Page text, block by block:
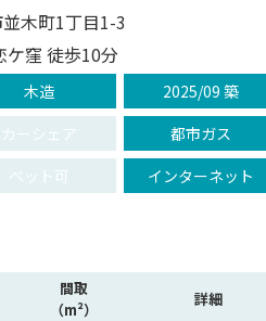
木町1丁目1-3
ケ窪 徒歩10分
木造
2025/09 築
カーシェア
都市ガス
ペット可
インターネット
間取
（m²）
詳細